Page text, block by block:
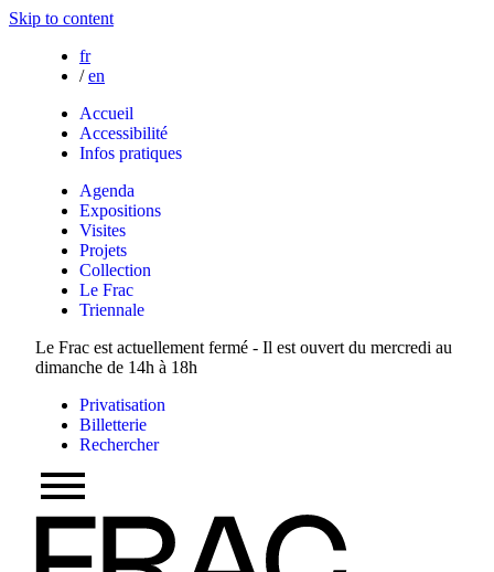
Skip to content
fr
/ en
Accueil
Accessibilité
Infos pratiques
Agenda
Expositions
Visites
Projets
Collection
Le Frac
Triennale
Le Frac est actuellement fermé - Il est ouvert du mercredi au
dimanche de 14h à 18h
Privatisation
Billetterie
Rechercher